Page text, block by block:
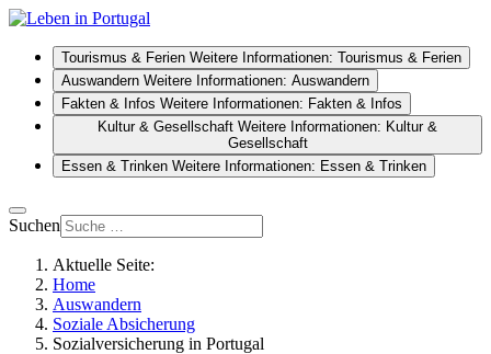
Tourismus & Ferien Weitere Informationen: Tourismus & Ferien
Auswandern Weitere Informationen: Auswandern
Fakten & Infos Weitere Informationen: Fakten & Infos
Kultur & Gesellschaft Weitere Informationen: Kultur &
Gesellschaft
Essen & Trinken Weitere Informationen: Essen & Trinken
Suchen
Aktuelle Seite:
Home
Auswandern
Soziale Absicherung
Sozialversicherung in Portugal